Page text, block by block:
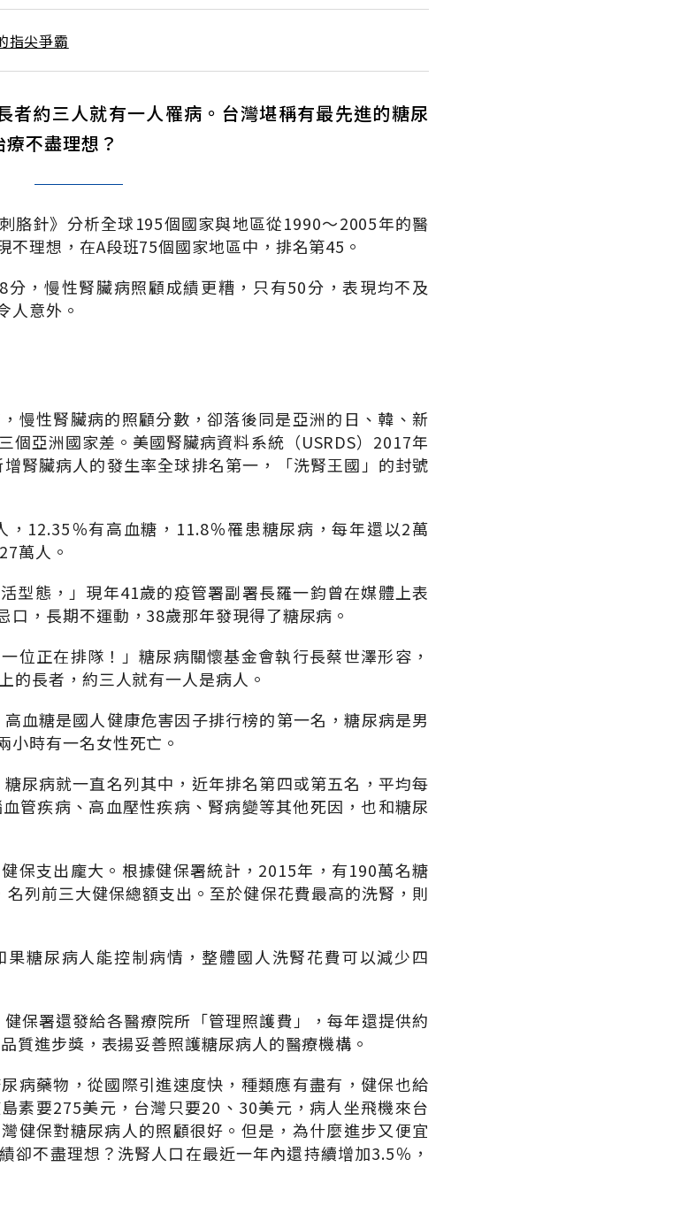
指尖爭霸
者約三人就有一人罹病。台灣堪稱有最先進的糖尿
不盡理想？
胳針》分析全球195個國家與地區從1990～2005年的醫
理想，在A段班75個國家地區中，排名第45。
，慢性腎臟病照顧成績更糟，只有50分，表現均不及
人意外。
慢性腎臟病的照顧分數，卻落後同是亞洲的日、韓、新
個亞洲國家差。美國腎臟病資料系統（USRDS）2017年
腎臟病人的發生率全球排名第一，「洗腎王國」的封號
12.35％有高血糖，11.8％罹患糖尿病，每年還以2萬
萬人。
型態，」現年41歲的疫管署副署長羅一鈞曾在媒體上表
，長期不運動，38歲那年發現得了糖尿病。
位正在排隊！」糖尿病關懷基金會執行長蔡世澤形容，
的長者，約三人就有一人是病人。
血糖是國人健康危害因子排行榜的第一名，糖尿病是男
小時有一名女性死亡。
尿病就一直名列其中，近年排名第四或第五名，平均每
管疾病、高血壓性疾病、腎病變等其他死因，也和糖尿
保支出龐大。根據健保署統計，2015年，有190萬名糖
列前三大健保總額支出。至於健保花費最高的洗腎，則
糖尿病人能控制病情，整體國人洗腎花費可以減少四
保署還發給各醫療院所「管理照護費」，每年還提供約
質進步獎，表揚妥善照護糖尿病人的醫療機構。
病藥物，從國際引進速度快，種類應有盡有，健保也給
素要275美元，台灣只要20、30美元，病人坐飛機來台
健保對糖尿病人的照顧很好。但是，為什麼進步又便宜
卻不盡理想？洗腎人口在最近一年內還持續增加3.5％，